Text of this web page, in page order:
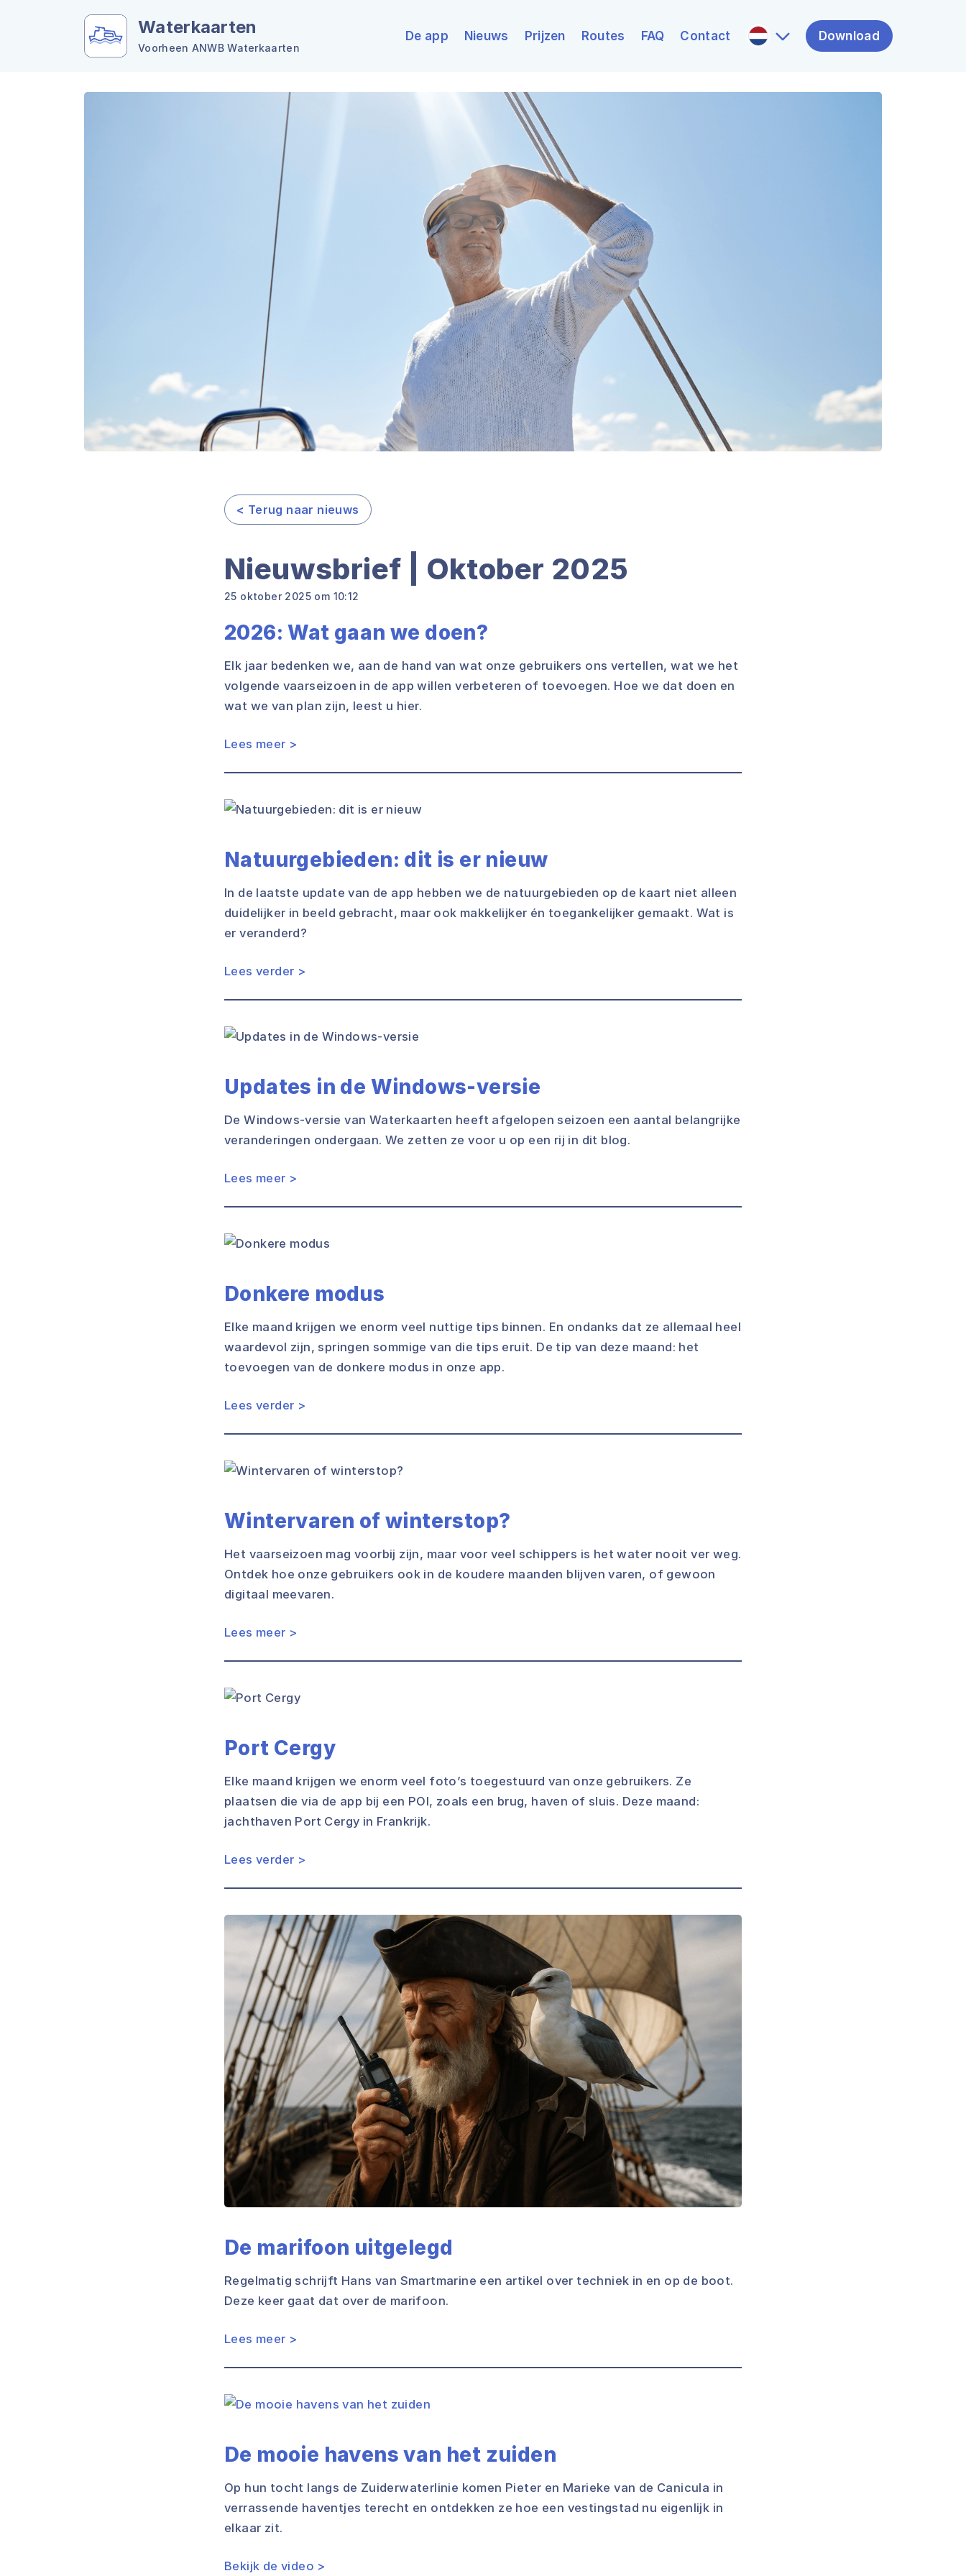
Waterkaarten
Voorheen ANWB Waterkaarten
De app Nieuws Prijzen Routes FAQ Contact Download
< Terug naar nieuws
Nieuwsbrief | Oktober 2025
25 oktober 2025 om 10:12
2026: Wat gaan we doen?
Elk jaar bedenken we, aan de hand van wat onze gebruikers ons vertellen, wat we het
volgende vaarseizoen in de app willen verbeteren of toevoegen. Hoe we dat doen en
wat we van plan zijn, leest u hier.
Lees meer >
Natuurgebieden: dit is er nieuw
In de laatste update van de app hebben we de natuurgebieden op de kaart niet alleen
duidelijker in beeld gebracht, maar ook makkelijker én toegankelijker gemaakt. Wat is
er veranderd?
Lees verder >
Updates in de Windows-versie
De Windows-versie van Waterkaarten heeft afgelopen seizoen een aantal belangrijke
veranderingen ondergaan. We zetten ze voor u op een rij in dit blog.
Lees meer >
Donkere modus
Elke maand krijgen we enorm veel nuttige tips binnen. En ondanks dat ze allemaal heel
waardevol zijn, springen sommige van die tips eruit. De tip van deze maand: het
toevoegen van de donkere modus in onze app.
Lees verder >
Wintervaren of winterstop?
Het vaarseizoen mag voorbij zijn, maar voor veel schippers is het water nooit ver weg.
Ontdek hoe onze gebruikers ook in de koudere maanden blijven varen, of gewoon
digitaal meevaren.
Lees meer >
Port Cergy
Elke maand krijgen we enorm veel foto’s toegestuurd van onze gebruikers. Ze
plaatsen die via de app bij een POI, zoals een brug, haven of sluis. Deze maand:
jachthaven Port Cergy in Frankrijk.
Lees verder >
De marifoon uitgelegd
Regelmatig schrijft Hans van Smartmarine een artikel over techniek in en op de boot.
Deze keer gaat dat over de marifoon.
Lees meer >
De mooie havens van het zuiden
Op hun tocht langs de Zuiderwaterlinie komen Pieter en Marieke van de Canicula in
verrassende haventjes terecht en ontdekken ze hoe een vestingstad nu eigenlijk in
elkaar zit.
Bekijk de video >